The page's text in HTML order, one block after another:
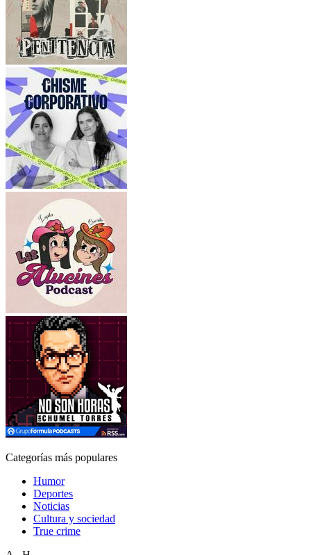
Categorías más populares
Humor
Deportes
Noticias
Cultura y sociedad
True crime